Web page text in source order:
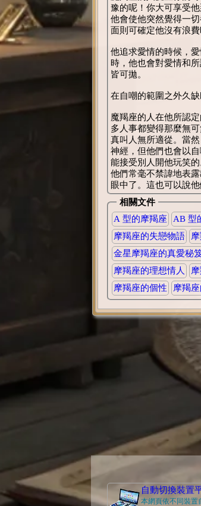
豫的呢！你大可享受
他會使他突然覺得一
面則可確定他沒有浪
他追求愛情的時候，
時，他也會對愛情和
皆可拋。
在自嘲的範圍之外久
魔羯座的人在他所認
多人事都變得那麼無
真叫人無所適從。當
神經，但他們也會以
能接受別人開他玩笑
他們常毫不禁諱地表
眼中了。這也可以說
相關文件
A 型的摩羯座
AB 型
摩羯座的失戀物語
金星摩羯座的真愛秘
摩羯座的理想情人
摩羯座的個性
摩羯
自動切換裝置
本網頁依不同裝置